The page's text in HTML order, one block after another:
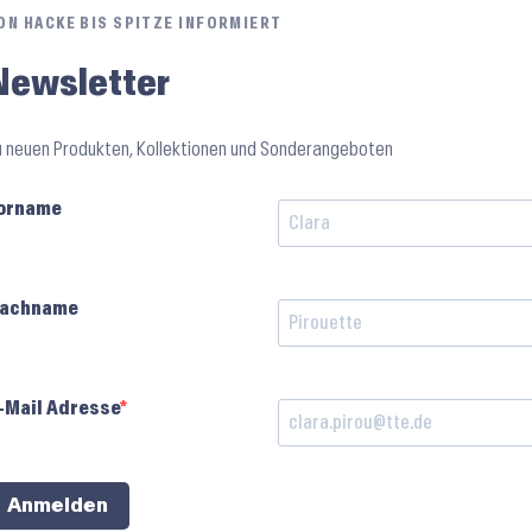
HACKE BIS SPITZE INFORMIERT
neuen Produkten, Kollektionen und Sonderangeboten
Mail Adresse
Anmelden